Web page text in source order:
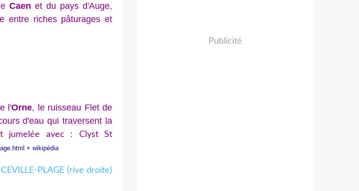
Caen et du pays d'Auge,
entre riches pâturages et
l'Orne, le ruisseau Flet de
d'eau qui traversent la
jumelée avec : Clyst St
+ wikipédia
Publicité